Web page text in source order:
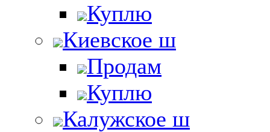
Куплю
Киевское ш
Продам
Куплю
Калужское ш